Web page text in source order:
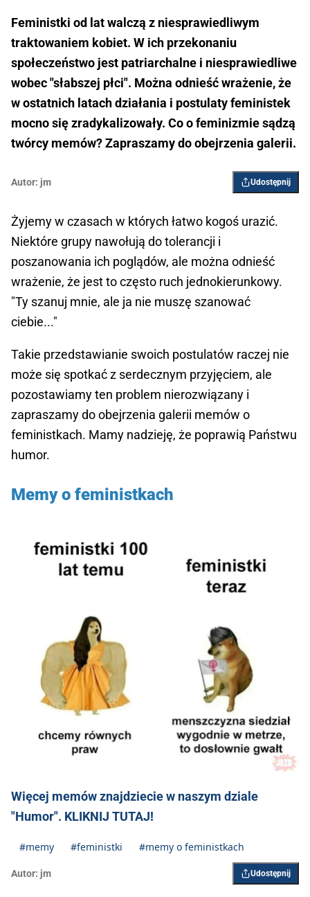
Feministki od lat walczą z niesprawiedliwym
traktowaniem kobiet. W ich przekonaniu
społeczeństwo jest patriarchalne i niesprawiedliwe
wobec "słabszej płci". Można odnieść wrażenie, że
w ostatnich latach działania i postulaty feministek
mocno się zradykalizowały. Co o feminizmie sądzą
twórcy memów? Zapraszamy do obejrzenia galerii.
Autor: jm Udostępnij
Żyjemy w czasach w których łatwo kogoś urazić.
Niektóre grupy nawołują do tolerancji i
poszanowania ich poglądów, ale można odnieść
wrażenie, że jest to często ruch jednokierunkowy.
"Ty szanuj mnie, ale ja nie muszę szanować
ciebie..."
Takie przedstawianie swoich postulatów raczej nie
może się spotkać z serdecznym przyjęciem, ale
pozostawiamy ten problem nierozwiązany i
zapraszamy do obejrzenia galerii memów o
feministkach. Mamy nadzieję, że poprawią Państwu
humor.
Memy o feministkach
Więcej memów znajdziecie w naszym dziale
"Humor". KLIKNIJ TUTAJ!
#memy #feministki #memy o feministkach
Autor: jm Udostępnij